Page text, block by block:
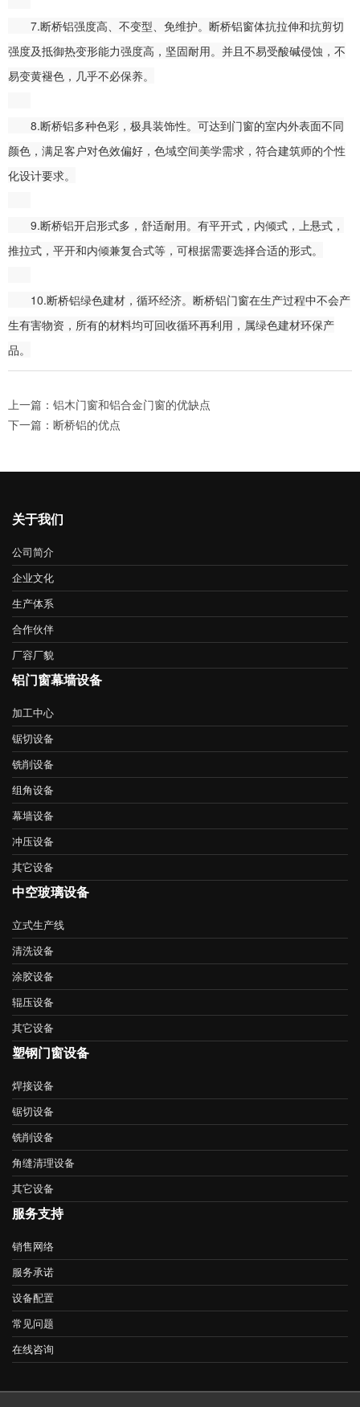
7.断桥铝强度高、不变型、免维护。断桥铝窗体抗拉伸和抗剪切
强度及抵御热变形能力强度高，坚固耐用。并且不易受酸碱侵蚀，不
易变黄褪色，几乎不必保养。
8.断桥铝多种色彩，极具装饰性。可达到门窗的室内外表面不同
颜色，满足客户对色效偏好，色域空间美学需求，符合建筑师的个性
化设计要求。
9.断桥铝开启形式多，舒适耐用。有平开式，内倾式，上悬式，
推拉式，平开和内倾兼复合式等，可根据需要选择合适的形式。
10.断桥铝绿色建材，循环经济。断桥铝门窗在生产过程中不会产
生有害物资，所有的材料均可回收循环再利用，属绿色建材环保产
品。
上一篇：铝木门窗和铝合金门窗的优缺点
下一篇：断桥铝的优点
关于我们
公司简介
企业文化
生产体系
合作伙伴
厂容厂貌
铝门窗幕墙设备
加工中心
锯切设备
铣削设备
组角设备
幕墙设备
冲压设备
其它设备
中空玻璃设备
立式生产线
清洗设备
涂胶设备
辊压设备
其它设备
塑钢门窗设备
焊接设备
锯切设备
铣削设备
角缝清理设备
其它设备
服务支持
销售网络
服务承诺
设备配置
常见问题
在线咨询